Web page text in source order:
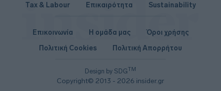
Tax & Labour
Επικαιρότητα Sustainability
Design by SDGTM
Copyright© 2013 - 2026 insider.gr
Επικοινωνία Η ομάδα μας
Όροι χρήσης
Πολιτική Cookies
Πολιτική Απορρήτου